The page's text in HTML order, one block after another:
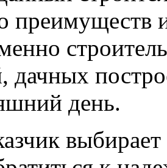
преимуществ
дачных
день.